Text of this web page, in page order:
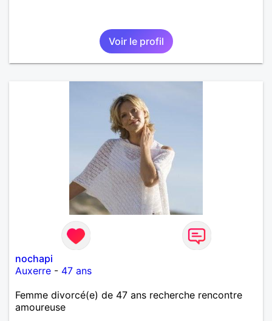
Voir le profil
nochapi
Auxerre - 47 ans
Femme divorcé(e) de 47 ans recherche rencontre
amoureuse